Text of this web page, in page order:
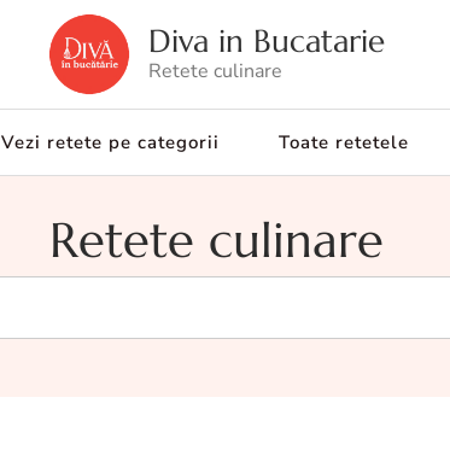
Diva in Bucatarie
Retete culinare
Vezi retete pe categorii Toate retetele
Retete culinare